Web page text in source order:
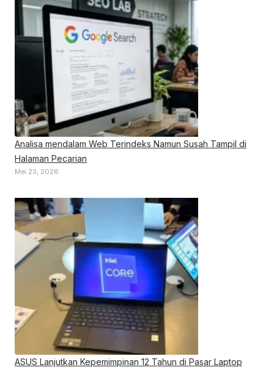
Analisa mendalam Web Terindeks Namun Susah Tampil di
Halaman Pecarian
Mei 23, 2026
ASUS Lanjutkan Kepemimpinan 12 Tahun di Pasar Laptop